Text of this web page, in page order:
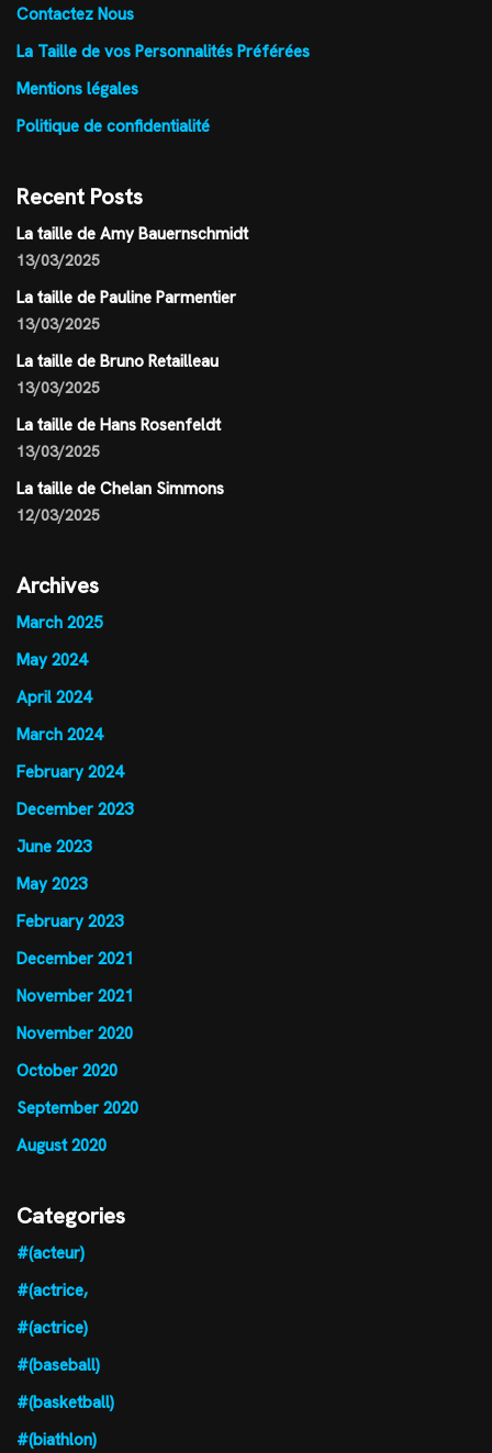
Contactez Nous
La Taille de vos Personnalités Préférées
Mentions légales
Politique de confidentialité
Recent Posts
La taille de Amy Bauernschmidt
13/03/2025
La taille de Pauline Parmentier
13/03/2025
La taille de Bruno Retailleau
13/03/2025
La taille de Hans Rosenfeldt
13/03/2025
La taille de Chelan Simmons
12/03/2025
Archives
March 2025
May 2024
April 2024
March 2024
February 2024
December 2023
June 2023
May 2023
February 2023
December 2021
November 2021
November 2020
October 2020
September 2020
August 2020
Categories
#(acteur)
#(actrice,
#(actrice)
#(baseball)
#(basketball)
#(biathlon)